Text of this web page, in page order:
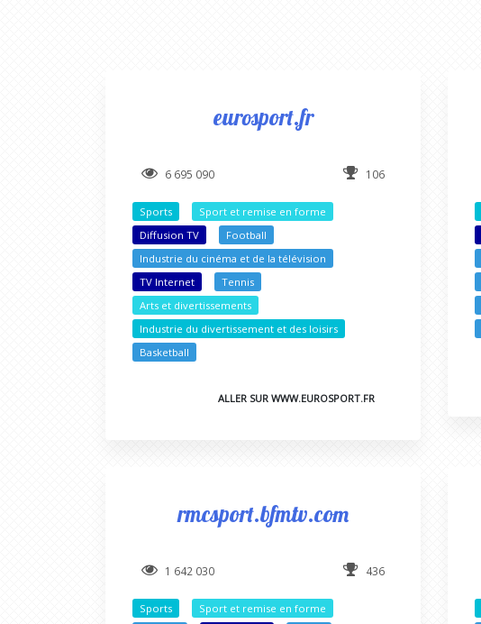
eurosport.fr
6 695 090 106
Sports
Sport et remise en forme
Diffusion TV
Football
Industrie du cinéma et de la télévision
TV Internet
Tennis
Arts et divertissements
Industrie du divertissement et des loisirs
Basketball
ALLER SUR WWW.EUROSPORT.FR
rmcsport.bfmtv.com
1 642 030 436
Sports
Sport et remise en forme